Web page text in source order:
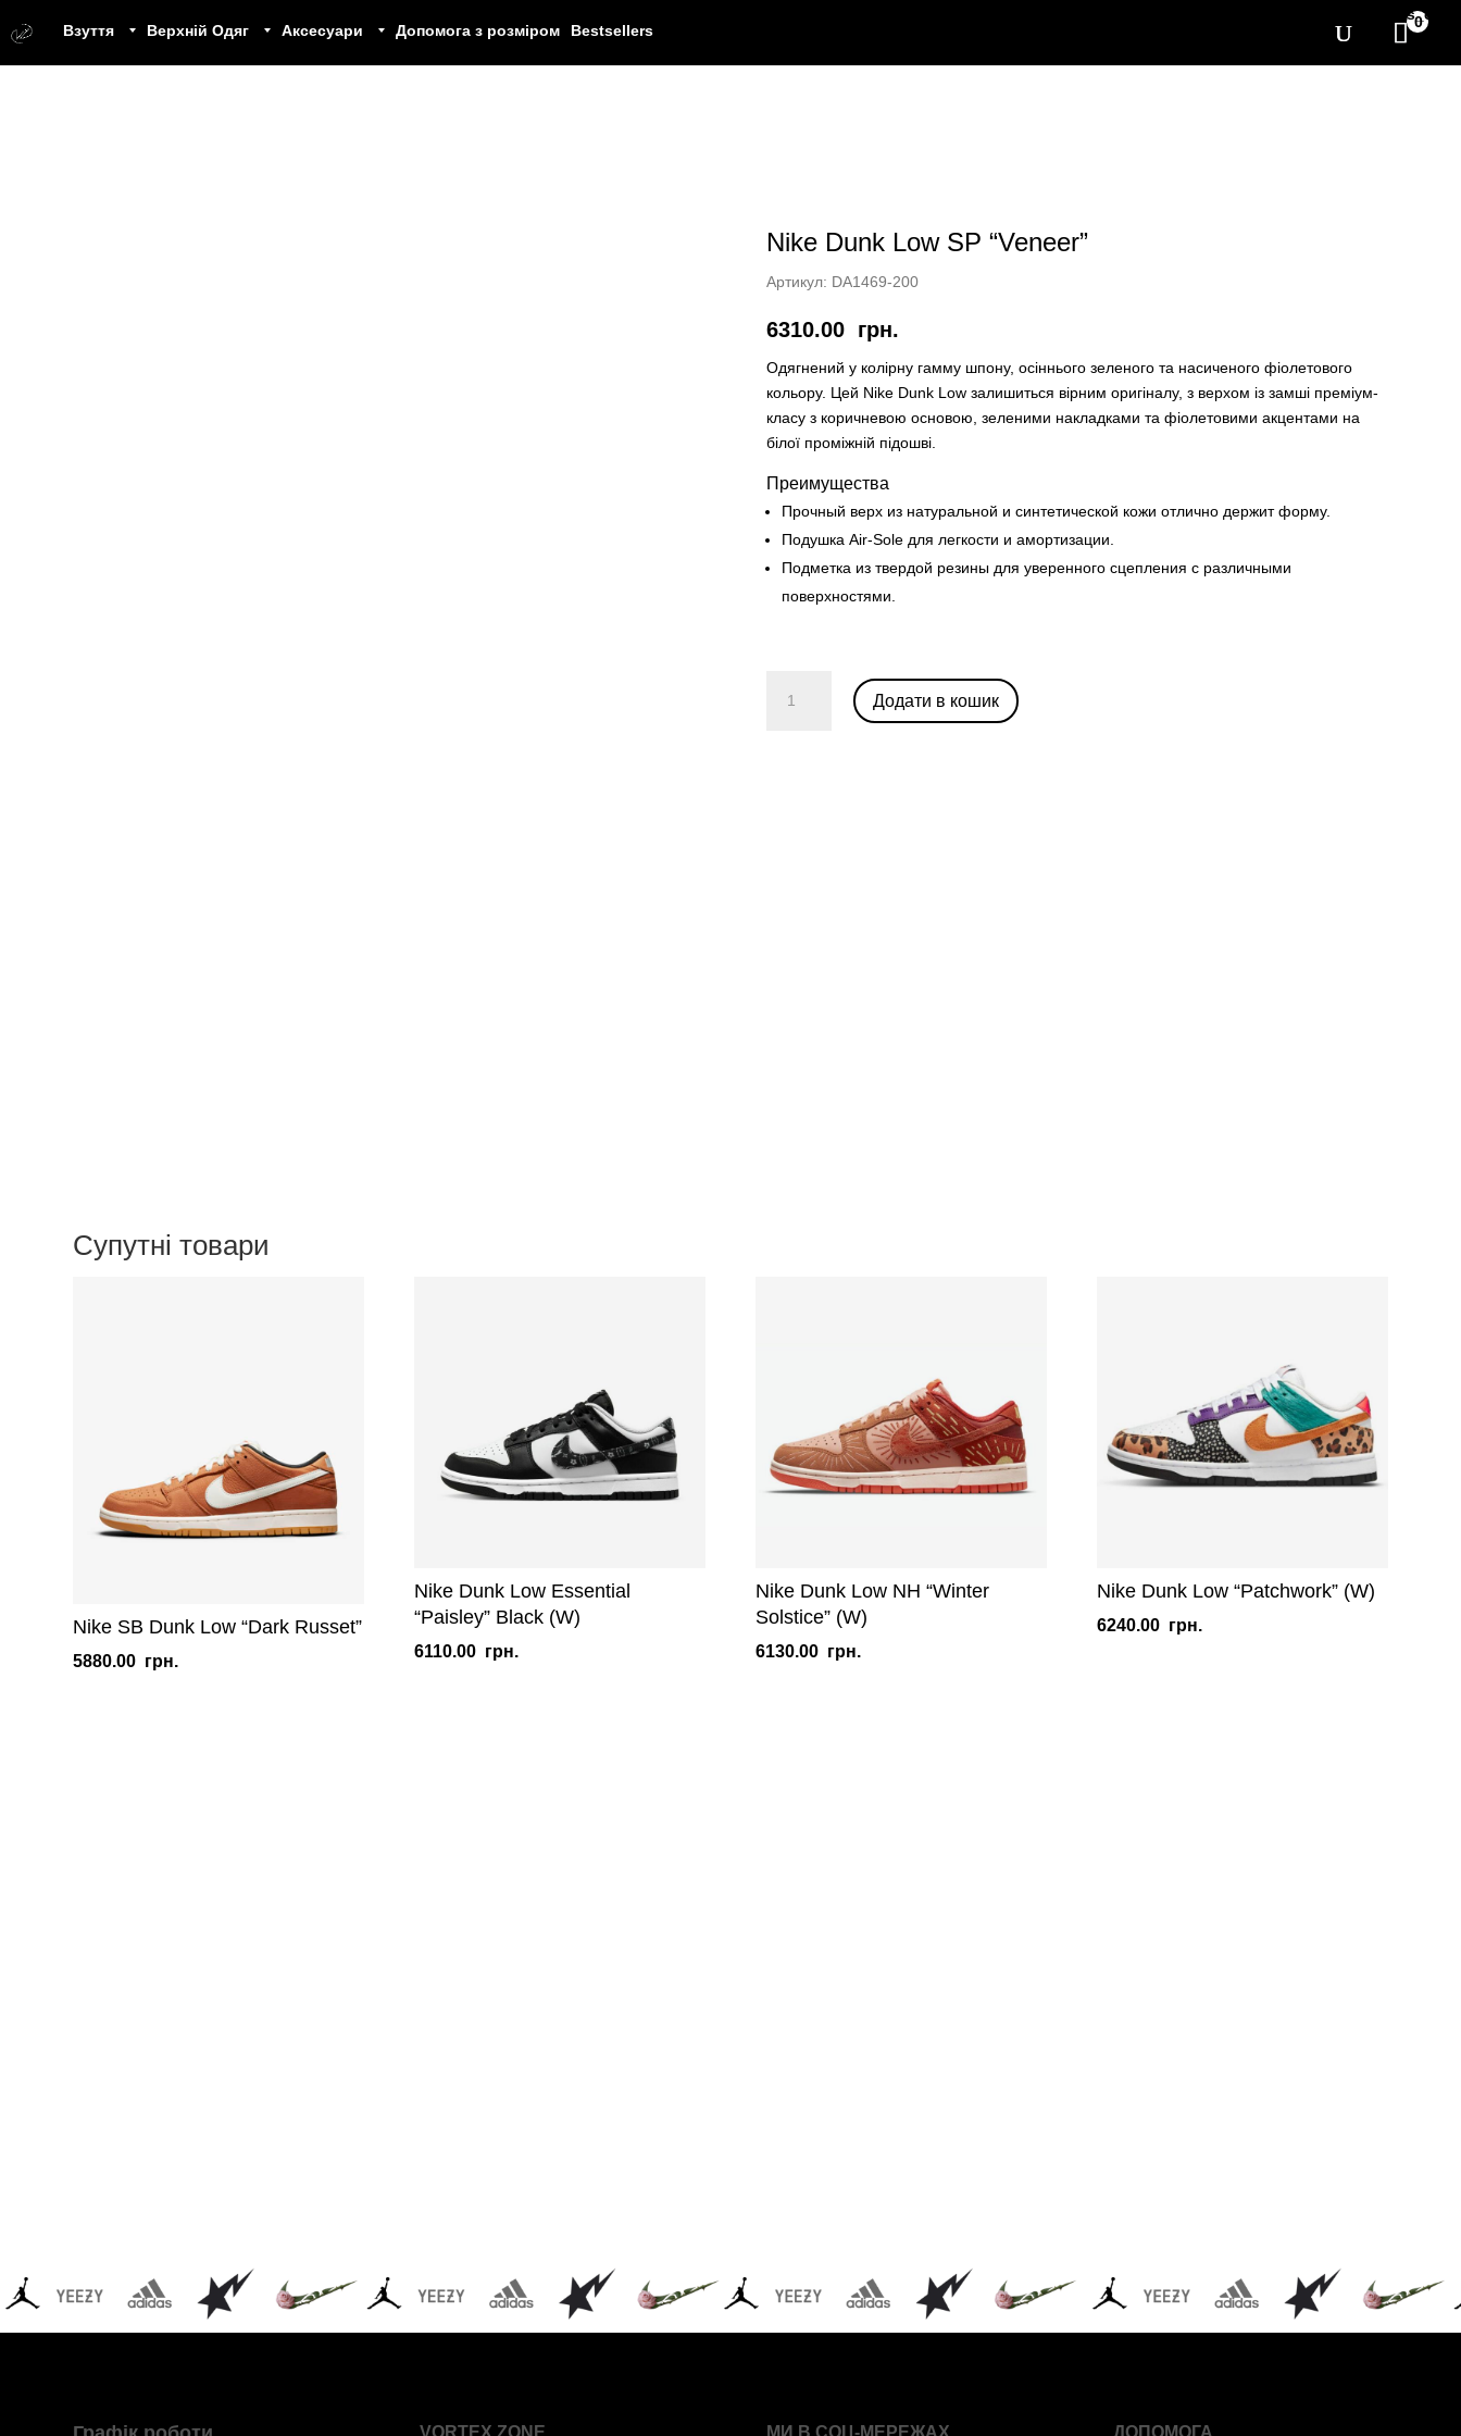
Взуття Верхній Одяг Аксесуари Допомога з розміром Bestsellers 0
Nike Dunk Low SP “Veneer”
Артикул: DA1469-200
6310.00 грн.
Одягнений у колірну гамму шпону, осіннього зеленого та насиченого фіолетового
кольору. Цей Nike Dunk Low залишиться вірним оригіналу, з верхом із замші преміум-
класу з коричневою основою, зеленими накладками та фіолетовими акцентами на
білої проміжній підошві.
Преимущества
Прочный верх из натуральной и синтетической кожи отлично держит форму.
Подушка Air-Sole для легкости и амортизации.
Подметка из твердой резины для уверенного сцепления с различными
поверхностями.
Dunk
Додати в кошик
Супутні товари
Nike SB Dunk Low “Dark Russet”
5880.00 грн.
Nike Dunk Low Essential
“Paisley” Black (W)
6110.00 грн.
Nike Dunk Low NH “Winter
Solstice” (W)
6130.00 грн.
Nike Dunk Low “Patchwork” (W)
6240.00 грн.
VORTEX ZONE МИ В СОЦ-МЕРЕЖАХ ДОПОМОГА